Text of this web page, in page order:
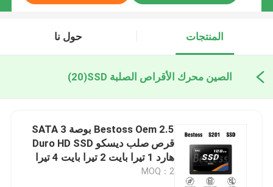
المنتجات حول نا
الصين محرك الأقراص الصلبة SSD (20)
Bestoss Oem 2.5 بوصة SATA 3
قرص صلب ديسكو Duro HD SSD
هارد 1 تيرا بايت 2 تيرا بايت 4 تيرا
بايت
MOQ：2